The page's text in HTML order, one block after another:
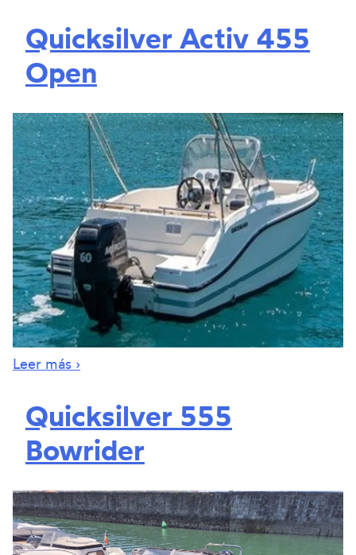
Quicksilver Activ 455
Open
Leer más ›
Quicksilver 555
Bowrider